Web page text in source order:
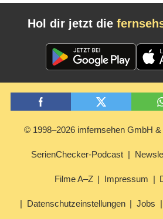
Hol dir jetzt die
© 1998–2026 imfernsehen GmbH
SerienChecker-Podcast
Filme A–Z Impressum
Datenschutzeinstellungen Jobs